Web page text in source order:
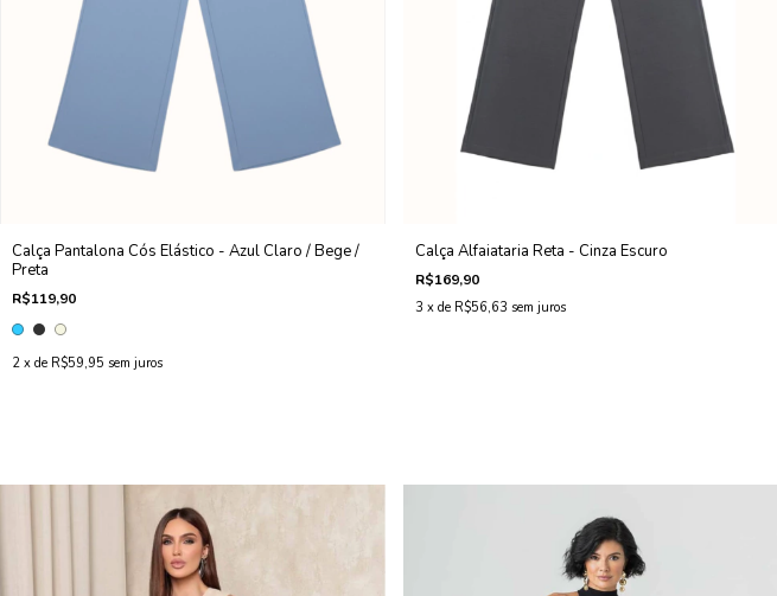
Calça Pantalona Cós Elástico - Azul Claro / Bege /
Preta
R$119,90
2 x de R$59,95 sem juros
Calça Alfaiataria Reta - Cinza Escuro
R$169,90
3 x de R$56,63 sem juros